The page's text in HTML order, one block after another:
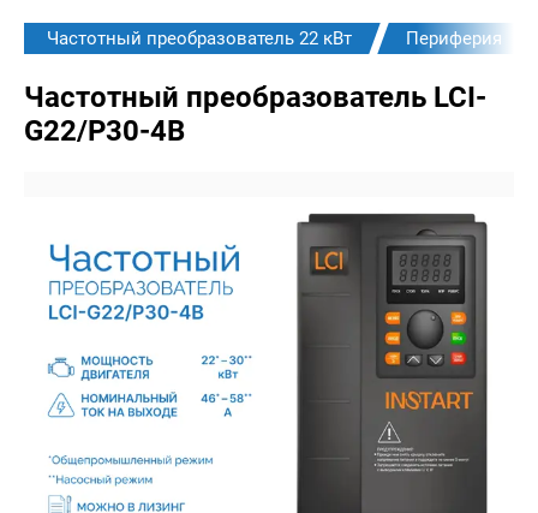
Частотный преобразователь 22 кВт Периферия
Частотный преобразователь LCI-
G22/P30-4B